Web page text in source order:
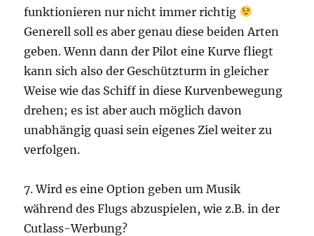
funktionieren nur nicht immer richtig
Generell soll es aber genau diese beiden Arten
geben. Wenn dann der Pilot eine Kurve fliegt
kann sich also der Geschützturm in gleicher
Weise wie das Schiff in diese Kurvenbewegung
drehen; es ist aber auch möglich davon
unabhängig quasi sein eigenes Ziel weiter zu
verfolgen.
7. Wird es eine Option geben um Musik
während des Flugs abzuspielen, wie z.B. in der
Cutlass-Werbung?